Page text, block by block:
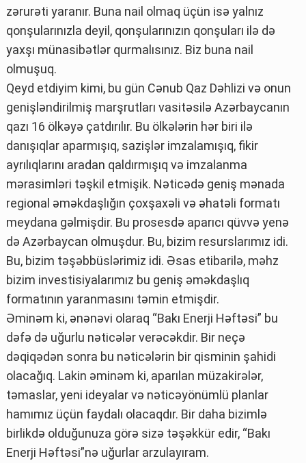
zərurəti yaranır. Buna nail olmaq üçün isə yalnız
qonşularınızla deyil, qonşularınızın qonşuları ilə də
yaxşı münasibətlər qurmalısınız. Biz buna nail
olmuşuq.
Qeyd etdiyim kimi, bu gün Cənub Qaz Dəhlizi və onun
genişləndirilmiş marşrutları vasitəsilə Azərbaycanın
qazı 16 ölkəyə çatdırılır. Bu ölkələrin hər biri ilə
danışıqlar aparmışıq, sazişlər imzalamışıq, fikir
ayrılıqlarını aradan qaldırmışıq və imzalanma
mərasimləri təşkil etmişik. Nəticədə geniş mənada
regional əməkdaşlığın çoxşaxəli və əhatəli formatı
meydana gəlmişdir. Bu prosesdə aparıcı qüvvə yenə
də Azərbaycan olmuşdur. Bu, bizim resurslarımız idi.
Bu, bizim təşəbbüslərimiz idi. Əsas etibarilə, məhz
bizim investisiyalarımız bu geniş əməkdaşlıq
formatının yaranmasını təmin etmişdir.
Əminəm ki, ənənəvi olaraq “Bakı Enerji Həftəsi” bu
dəfə də uğurlu nəticələr verəcəkdir. Bir neçə
dəqiqədən sonra bu nəticələrin bir qisminin şahidi
olacağıq. Lakin əminəm ki, aparılan müzakirələr,
təmaslar, yeni ideyalar və nəticəyönümlü planlar
hamımız üçün faydalı olacaqdır. Bir daha bizimlə
birlikdə olduğunuza görə sizə təşəkkür edir, “Bakı
Enerji Həftəsi”nə uğurlar arzulayıram.